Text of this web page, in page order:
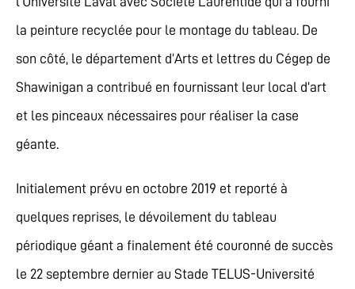
la peinture recyclée pour le montage du tableau. De
son côté, le département d’Arts et lettres du Cégep de
Shawinigan a contribué en fournissant leur local d’art
et les pinceaux nécessaires pour réaliser la case
géante.
Initialement prévu en octobre 2019 et reporté à
quelques reprises, le dévoilement du tableau
périodique géant a finalement été couronné de succès
le 22 septembre dernier au Stade TELUS-Université